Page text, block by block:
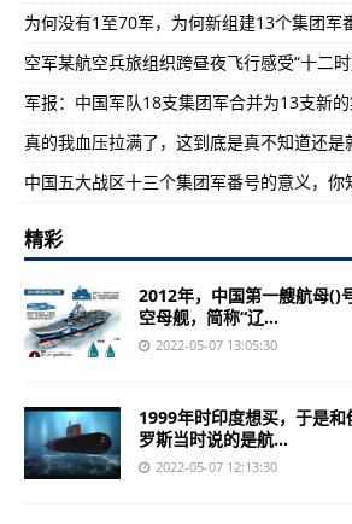
为何没有1至70军，为何新组建13个集团军
空军某航空兵旅组织跨昼夜飞行感受“十二
军报：中国军队18支集团军合并为13支新
真的我血压拉满了，这到底是真不知道还是
中国五大战区十三个集团军番号的意义，你
精彩
2012年，中国第一艘航母()
空母舰，简称“辽...
2022-05-07 13:05:30
1999年时印度想买，于是
罗斯当时说的是航...
2022-05-07 12:13:30